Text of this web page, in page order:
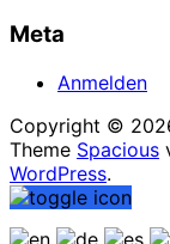
Meta
Anmelden
Copyright ©
Theme Spacious
WordPress.